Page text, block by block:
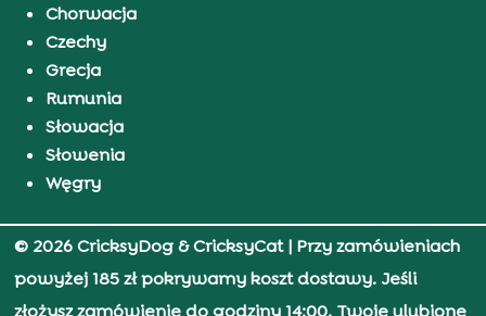
Chorwacja
Czechy
Grecja
Rumunia
Słowacja
Słowenia
Węgry
© 2026 CricksyDog & CricksyCat| Przy zamówieniach
powyżej 185 zł pokrywamy koszt dostawy. Jeśli
złożysz zamówienie do godziny 14:00, Twoje ulubione